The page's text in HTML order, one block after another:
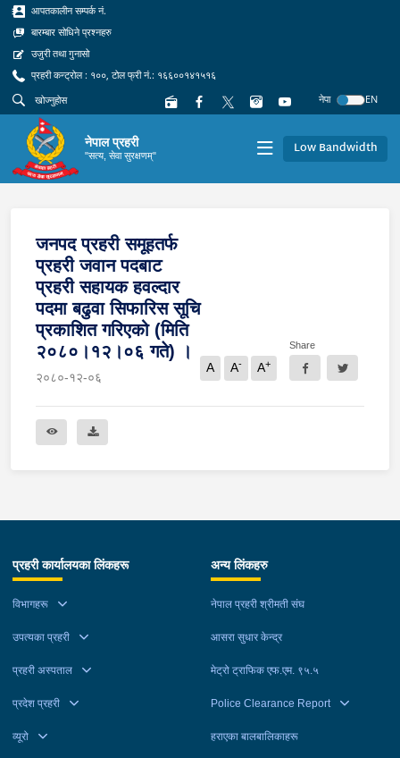
आपतकालीन सम्पर्क नं.
बारम्बार सोधिने प्रश्नहरु
उजुरी तथा गुनासो
प्रहरी कन्ट्रोल : १००, टोल फ्री नं.: १६६००१४१५१६
नेपा
EN
नेपाल प्रहरी
"सत्य, सेवा सुरक्षणम्" Low Bandwidth
जनपद प्रहरी समूहतर्फ
प्रहरी जवान पदबाट
प्रहरी सहायक हवल्दार
पदमा बढुवा सिफारिस सूचि
प्रकाशित गरिएको (मिति
२०८०।१२।०६ गते) ।
२०८०-१२-०६
A A- A+
Share
प्रहरी कार्यालयका लिंकहरू
विभागहरू
उपत्यका प्रहरी
प्रहरी अस्पताल
प्रदेश प्रहरी
व्यूरो
अन्य लिंकहरु
नेपाल प्रहरी श्रीमती संघ
आसरा सुधार केन्द्र
मेट्रो ट्राफिक एफ.एम. ९५.५
Police Clearance Report
हराएका बालबालिकाहरू